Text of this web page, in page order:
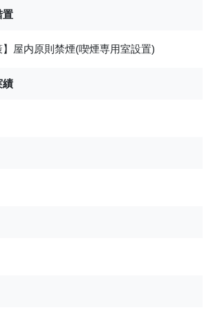
置
】屋内原則禁煙(喫煙専用室設置)
績